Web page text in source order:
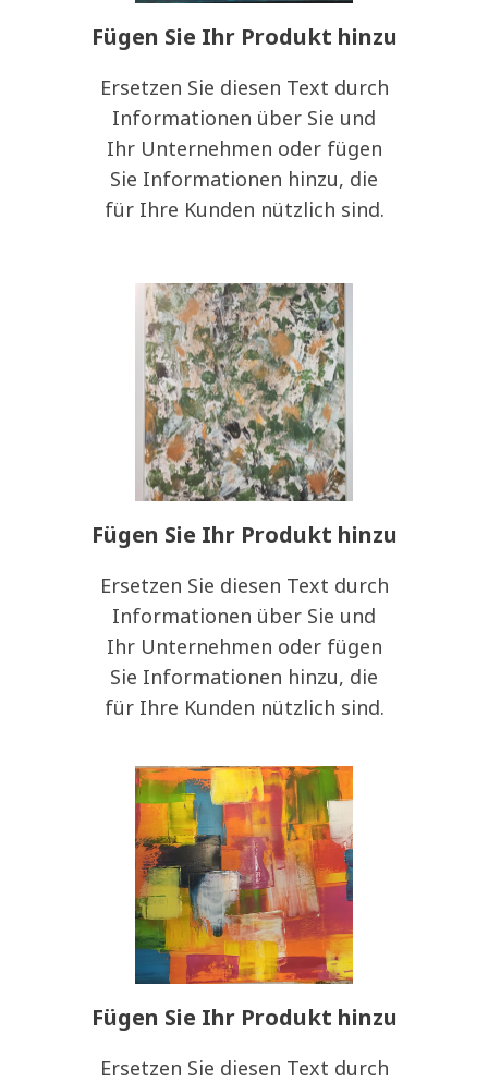
Fügen Sie Ihr Produkt hinzu
Ersetzen Sie diesen Text durch
Informationen über Sie und
Ihr Unternehmen oder fügen
Sie Informationen hinzu, die
für Ihre Kunden nützlich sind.
Fügen Sie Ihr Produkt hinzu
Ersetzen Sie diesen Text durch
Informationen über Sie und
Ihr Unternehmen oder fügen
Sie Informationen hinzu, die
für Ihre Kunden nützlich sind.
Fügen Sie Ihr Produkt hinzu
Ersetzen Sie diesen Text durch